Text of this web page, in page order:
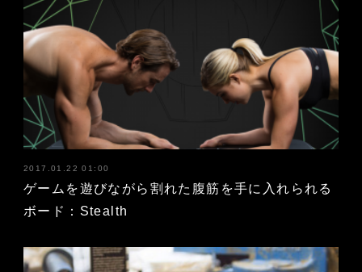
2017.01.22 01:00
ゲームを遊びながら割れた腹筋を手に入れられる
ボード：Stealth